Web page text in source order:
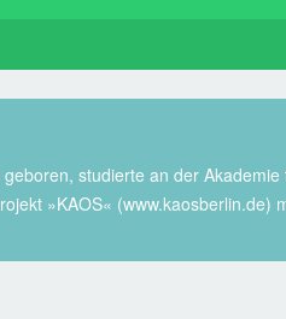
studierte an der
»KAOS«